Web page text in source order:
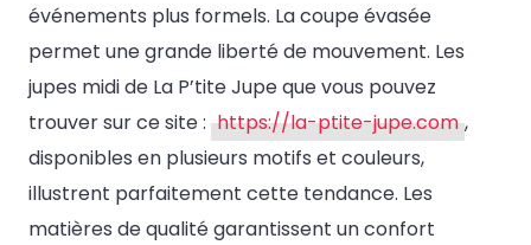
événements plus formels. La coupe évasée
permet une grande liberté de mouvement. Les
jupes midi de La P’tite Jupe que vous pouvez
trouver sur ce site : https://la-ptite-jupe.com ,
disponibles en plusieurs motifs et couleurs,
illustrent parfaitement cette tendance. Les
matières de qualité garantissent un confort